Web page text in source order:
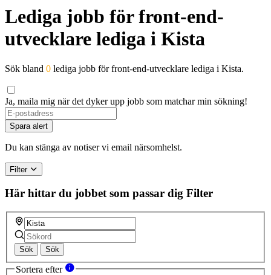
Lediga jobb för front-end-
utvecklare lediga i Kista
Sök bland 0 lediga jobb för front-end-utvecklare lediga i Kista.
Ja, maila mig när det dyker upp jobb som matchar min sökning!
Spara alert
Du kan stänga av notiser vi email närsomhelst.
Filter
Här hittar du jobbet som passar dig Filter
Sök Sök
Sortera efter